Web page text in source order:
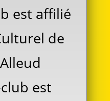
est affilié
de
est